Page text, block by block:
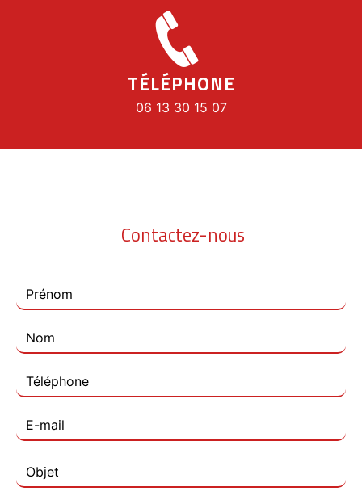
TÉLÉPHONE
06 13 30 15 07
Contactez-nous